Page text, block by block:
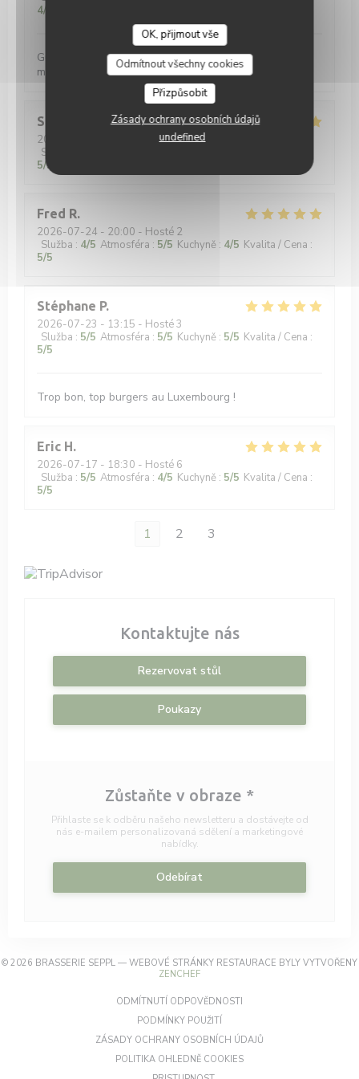
OK, přijmout vše
Odmítnout všechny cookies
Přizpůsobit
Zásady ochrany osobních údajů
undefined
4/5
Gutes Bier, gutes Essen, gute Musik - was will man
mehr?
Sara
2026-07-28
- 20:15 - Hosté 5
Služba
5/5
Fred R
2026-07-24 - 20:00 - Hosté 2
Služba : 4/5 Atmosféra : 5/5 Kuchyně : 4/5 Kvalita / Cena :
5/5
Stéphane P
2026-07-23 - 13:15 - Hosté 3
Služba : 5/5 Atmosféra : 5/5 Kuchyně : 5/5 Kvalita / Cena :
5/5
Trop bon, top burgers au Luxembourg !
Eric H
2026-07-17 - 18:30 - Hosté 6
Služba : 5/5 Atmosféra : 4/5 Kuchyně : 5/5 Kvalita / Cena :
5/5
1 2 3
Kontaktujte nás
Rezervovat stůl
Poukazy
Zůstaňte v obraze *
Přihlaste se k odběru našeho newsletteru a dostávejte od
nás e-mailem personalizovaná sdělení a marketingové
nabídky.
Odebírat
© 2026 BRASSERIE SEPPL — WEBOVÉ STRÁNKY RESTAURACE BYLY VYTVOŘENY
ZENCHEF((OTEVŘE SE V NOVÉM OKNĚ))
ODMÍTNUTÍ ODPOVĚDNOSTI
PODMÍNKY POUŽITÍ
ZÁSADY OCHRANY OSOBNÍCH ÚDAJŮ
POLITIKA OHLEDNĚ COOKIES((OTEVŘE SE V NOVÉM